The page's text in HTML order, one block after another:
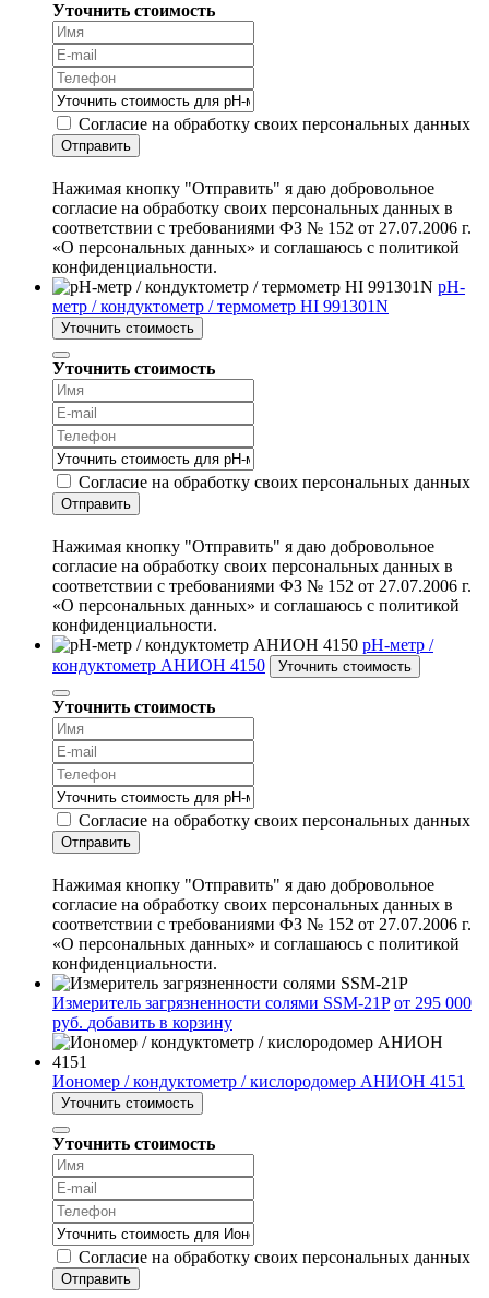
Уточнить стоимость
Согласие на обработку своих персональных данных
Отправить
Нажимая кнопку "Отправить" я даю добровольное
согласие на обработку своих персональных данных в
соответствии с требованиями ФЗ № 152 от 27.07.2006 г.
«О персональных данных» и соглашаюсь с политикой
конфиденциальности.
pH-
метр / кондуктометр / термометр HI 991301N
Уточнить стоимость
Уточнить стоимость
Согласие на обработку своих персональных данных
Отправить
Нажимая кнопку "Отправить" я даю добровольное
согласие на обработку своих персональных данных в
соответствии с требованиями ФЗ № 152 от 27.07.2006 г.
«О персональных данных» и соглашаюсь с политикой
конфиденциальности.
pH-метр /
кондуктометр АНИОН 4150
Уточнить стоимость
Уточнить стоимость
Согласие на обработку своих персональных данных
Отправить
Нажимая кнопку "Отправить" я даю добровольное
согласие на обработку своих персональных данных в
соответствии с требованиями ФЗ № 152 от 27.07.2006 г.
«О персональных данных» и соглашаюсь с политикой
конфиденциальности.
Измеритель загрязненности солями SSM-21P от 295 000
руб. добавить в корзину
Иономер / кондуктометр / кислородомер АНИОН 4151
Уточнить стоимость
Уточнить стоимость
Согласие на обработку своих персональных данных
Отправить